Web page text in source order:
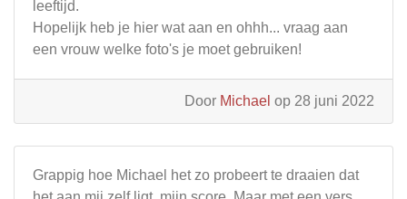
leeftijd.
Hopelijk heb je hier wat aan en ohhh... vraag aan
een vrouw welke foto's je moet gebruiken!
Door Michael op 28 juni 2022
Grappig hoe Michael het zo probeert te draaien dat